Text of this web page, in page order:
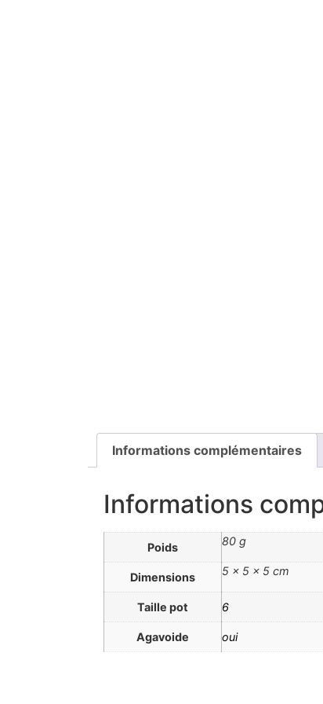
Informations complémentaires
Informations
Poids 80 g
Dimensions 5 × 5 × 5 cm
Taille pot 6
Agavoide oui